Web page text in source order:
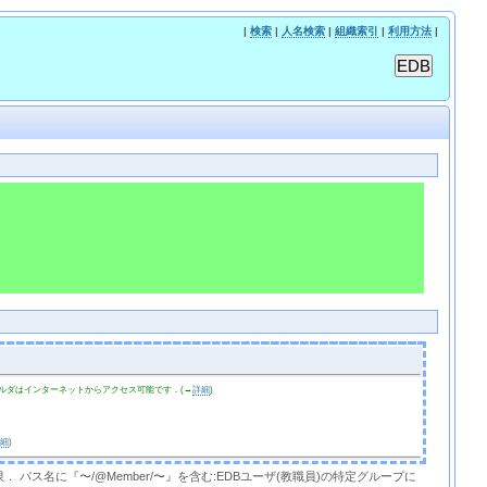
| 検索| 人名検索| 組織索引 | 利用方法|
ダはインターネットからアクセス可能です．(→詳細)
)
パス名に『〜/@Member/〜』を含む:EDBユーザ(教職員)の特定グループに